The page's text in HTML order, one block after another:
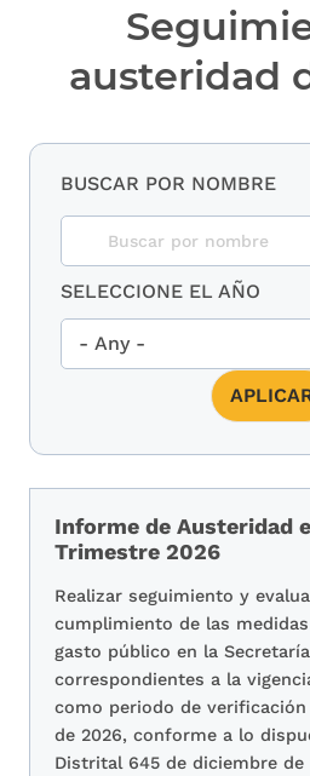
austeridad
BUSCAR POR NOMBRE
SELECCIONE EL AÑO
Informe de Austeridad
Trimestre 2026
Realizar seguimiento y
cumplimiento de las
gasto público en la
correspondientes a la
como periodo de
de 2026, conforme a lo
Distrital 645 de diciembre de